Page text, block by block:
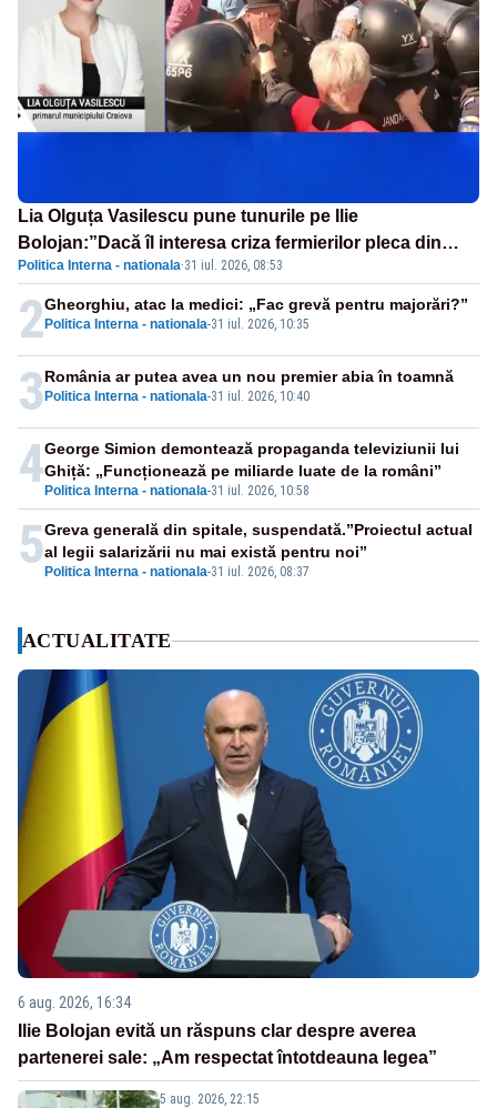
Lia Olguța Vasilescu pune tunurile pe Ilie
Bolojan:”Dacă îl interesa criza fermierilor pleca din
funcție”
Politica Interna - nationala·31 iul. 2026, 08:53
2 Politica Interna - nationala-31 iul. 2026, 10:35
Gheorghiu, atac la medici: „Fac grevă pentru majorări?”
3 Politica Interna - nationala-31 iul. 2026, 10:40
România ar putea avea un nou premier abia în toamnă
4 Politica Interna - nationala-31 iul. 2026, 10:58
George Simion demontează propaganda televiziunii lui
Ghiță: „Funcționează pe miliarde luate de la români”
5 Politica Interna - nationala-31 iul. 2026, 08:37
Greva generală din spitale, suspendată.”Proiectul actual
al legii salarizării nu mai există pentru noi”
ACTUALITATE
6 aug. 2026, 16:34
Ilie Bolojan evită un răspuns clar despre averea
partenerei sale: „Am respectat întotdeauna legea”
5 aug. 2026, 22:15